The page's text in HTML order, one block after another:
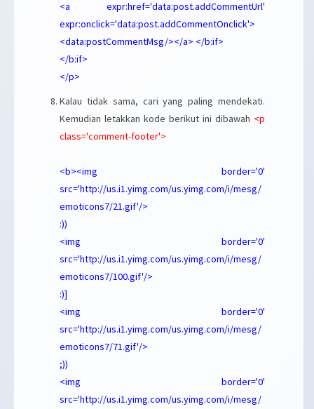
<a expr:href='data:post.addCommentUrl'
expr:onclick='data:post.addCommentOnclick'>
<data:postCommentMsg/></a> </b:if>
</b:if>
</p>
Kalau tidak sama, cari yang paling mendekati.
Kemudian letakkan kode berikut ini dibawah <p
class='comment-footer'>
<b><img border='0'
src='http://us.i1.yimg.com/us.yimg.com/i/mesg/
emoticons7/21.gif'/>
:))
<img border='0'
src='http://us.i1.yimg.com/us.yimg.com/i/mesg/
emoticons7/100.gif'/>
:)]
<img border='0'
src='http://us.i1.yimg.com/us.yimg.com/i/mesg/
emoticons7/71.gif'/>
;))
<img border='0'
src='http://us.i1.yimg.com/us.yimg.com/i/mesg/